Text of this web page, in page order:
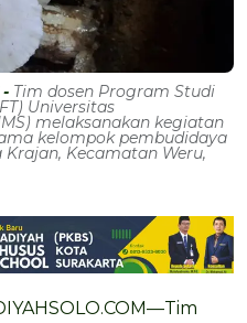
- Tim dosen Program Studi
Universitas
melaksanakan kegiatan
kelompok pembudidaya
Kecamatan Weru,